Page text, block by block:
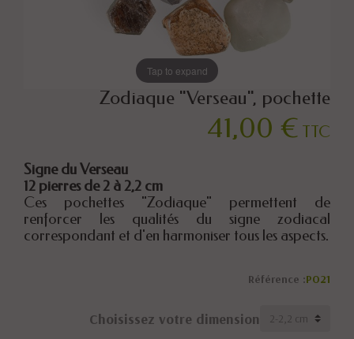
Tap to expand
Zodiaque "Verseau", pochette
41,00 € TTC
Signe du Verseau
12 pierres de 2 à 2,2 cm
Ces pochettes "Zodiaque" permettent de
renforcer les qualités du signe zodiacal
correspondant et d'en harmoniser tous les aspects.
Référence :PO21
Choisissez votre dimension